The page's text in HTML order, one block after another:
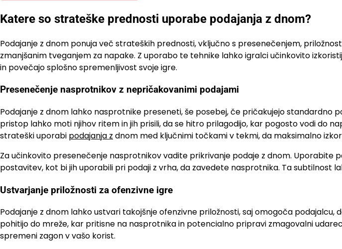
Katere so strateške prednosti uporabe podajanja z dnom?
Podajanje z dnom ponuja več strateških prednosti, vključno s presenečenjem,
zmanjšanim tveganjem za napake. Z uporabo te tehnike lahko igralci učinkovito
in povečajo splošno spremenljivost svoje igre.
Presenečenje nasprotnikov z nepričakovanimi podajami
Podajanje z dnom lahko nasprotnike preseneti, še posebej, če pričakujejo standardno
pristop lahko moti njihov ritem in jih prisili, da se hitro prilagodijo, kar pogosto vodi do
strateški uporabi podajanja z dnom med ključnimi točkami v tekmi, da maksimalno
Za učinkovito presenečenje nasprotnikov vadite prikrivanje podaje z dnom. Uporabite
postavitev, kot bi jih uporabili pri podaji z vrha, da zavedete nasprotnika. Ta subtilnost
Ustvarjanje priložnosti za ofenzivne igre
Podajanje z dnom lahko ustvari takojšnje ofenzivne priložnosti, saj omogoča podajalcu,
pohitijo do mreže, kar pritisne na nasprotnika in potencialno pripravi zmagovalni
spremeni zagon v vašo korist.